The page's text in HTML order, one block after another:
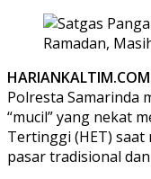
HARIANKALTIM.COM
Polresta Samarinda
“mucil” yang nekat
Tertinggi (HET)
pasar tradisional